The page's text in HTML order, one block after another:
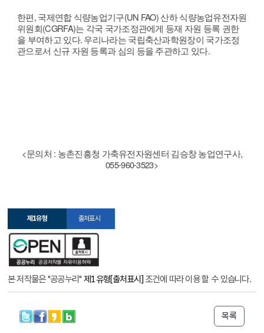
한편, 국제연합 식량농업기구(UN FAO) 산하 식량농업유전자원
위원회(CGRFA)는 각국 국가조정관에게 등재 자원 등록 권한
을 부여하고 있다.우리나라는 국립축산과학원장이 국가조정
관으로서 신규 자원 등록과 심의 등을 주관하고 있다.
<문의처 : 농촌진흥청 가축유전자원센터 김승창 농업연구사,
055-960-3523>
제1유형 출처표시
본 저작물은 "공공누리" 제1유형[출처표시] 조건에 따라 이용 할 수 있습니다.
목록